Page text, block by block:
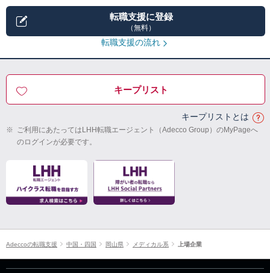
転職支援に登録
（無料）
転職支援の流れ
キープリスト
キープリストとは
※ ご利用にあたってはLHH転職エージェント（Adecco Group）のMyPageへ
のログインが必要です。
Adeccoの転職支援 中国・四国 岡山県 メディカル系 上場企業